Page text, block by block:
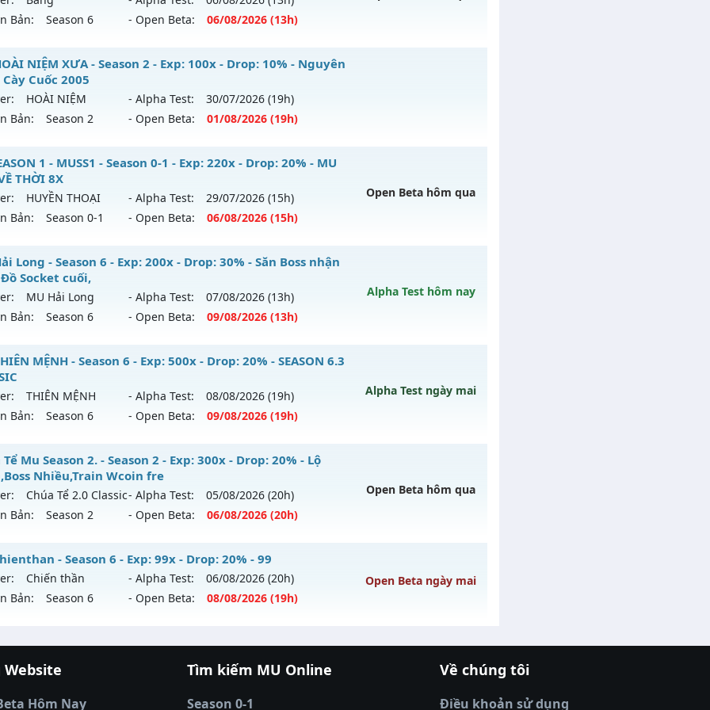
Xshiel
300x - Drop: 20%
loại: Mu Nguyên bản Webzen
GoldShield
Bản:
Season 6 - Open Beta: 06/08/2026 (13h)
Băng Tuyết - Mu Dễ Chơi, Full Custom New 2026
mới ra tháng 08 2026 - Mở máy chủBăngvào 13h ngày 06/08/2626
9998x - Drop: 90%
loại: Mu Custom thêm đồ mới
Dragon
NIỆM XƯA - Season 2 - Exp: 100x - Drop: 10% - Nguyên
Cuốc 2005
HOÀI NIỆM - Alpha Test: 30/07/2026 (19h)
Bản:
Season 2 - Open Beta: 01/08/2026 (19h)
HOÀI NIỆM XƯA - Nguyên Thủy Cày Cuốc 2005
mới ra tháng 08 2026 - Mở máy chủHOÀI NIỆM vào 19h ngày 01/08/2626
100x - Drop: 10%
loại: Mu Nguyên bản Webzen
Phiên bản mới nhất
1 - MUSS1 - Season 0-1 - Exp: 220x - Drop: 20% - MU
THỜI 8X
HUYỀN THOẠI - Alpha Test: 29/07/2026 (15h)
Bản:
Season 0-1 - Open Beta: 06/08/2026 (15h)
Open Beta hôm qua
1 - MUSS1 - MU TRỞ VỀ THỜI 8X
mới ra tháng 08 2026 - Mở máy chủHUYỀN THOẠI
vào 15h ngày 06/08/2626
220x - Drop: 20%
loại: Mu Nguyên bản Webzen
IGMU.DEV
Long - Season 6 - Exp: 200x - Drop: 30% - Săn Boss nhận
Socket cuối,
MU Hải Long - Alpha Test: 07/08/2026 (13h)
Bản:
Season 6 - Open Beta: 09/08/2026 (13h)
Alpha Test hôm nay
Hải Long - Săn Boss nhận Xu & Đồ Socket cuối,
mới ra tháng 08 2026 - Mở máy chủMU Hải Long
vào 13h ngày 09/08/2626
200x - Drop: 30%
loại: Mu Nguyên bản Webzen
VietGuard
MỆNH - Season 6 - Exp: 500x - Drop: 20% - SEASON 6.3
THIÊN MỆNH - Alpha Test: 08/08/2026 (19h)
Bản:
Season 6 - Open Beta: 09/08/2026 (19h)
Alpha Test ngày mai
THIÊN MỆNH - SEASON 6.3 CLASSIC
mới ra tháng 08 2026 - Mở máy chủTHIÊN MỆNH
vào 19h ngày 09/08/2626
500x - Drop: 20%
loại: Mu Nguyên bản Webzen
Antihack chạy bằng cơm
Tể Mu Season 2. - Season 2 - Exp: 300x - Drop: 20% - Lộ
Nhiều,Train Wcoin fre
Chúa Tể 2.0 Classic- Alpha Test: 05/08/2026 (20h)
Bản:
Season 2 - Open Beta: 06/08/2026 (20h)
Open Beta hôm qua
Tể Mu Season 2. - Lộ trình,Boss Nhiều,Train Wcoin fre
mới ra tháng 08 2026 - Mở máy chủChúa Tể 2.0 Classic
vào 20h ngày
08/2626
reset: Reset In Game
- Season 6 - Exp: 99x - Drop: 20% - 99
Chiến thần - Alpha Test: 06/08/2026 (20h)
Bản:
Season 6 - Open Beta: 08/08/2026 (19h)
Open Beta ngày mai
chienthan - 99
mới ra tháng 08 2026 - Mở máy chủChiến thầnvào 19h ngày 08/08/2626
99x - Drop: 20%
đổi thưởng |789club |789club |Link xem bóng đá
Website
Hôm Nay
Tìm kiếm MU Online
Season 0-1
Về chúng tôi
Điều khoản sử dụng